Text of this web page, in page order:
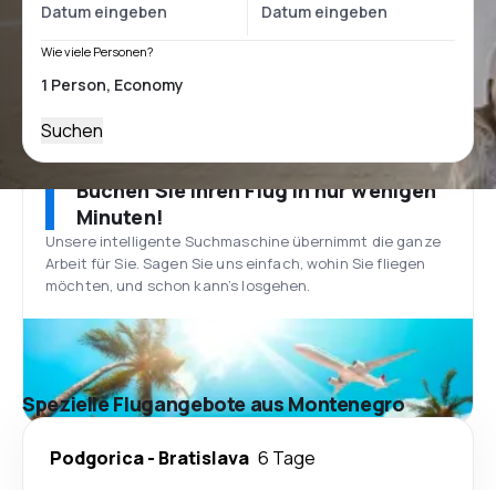
Wie viele Personen?
Suchen
Buchen Sie Ihren Flug in nur wenigen
Minuten!
Unsere intelligente Suchmaschine übernimmt die ganze
Arbeit für Sie. Sagen Sie uns einfach, wohin Sie fliegen
möchten, und schon kann’s losgehen.
Spezielle Flugangebote aus Montenegro
Podgorica- Bratislava 6 Tage